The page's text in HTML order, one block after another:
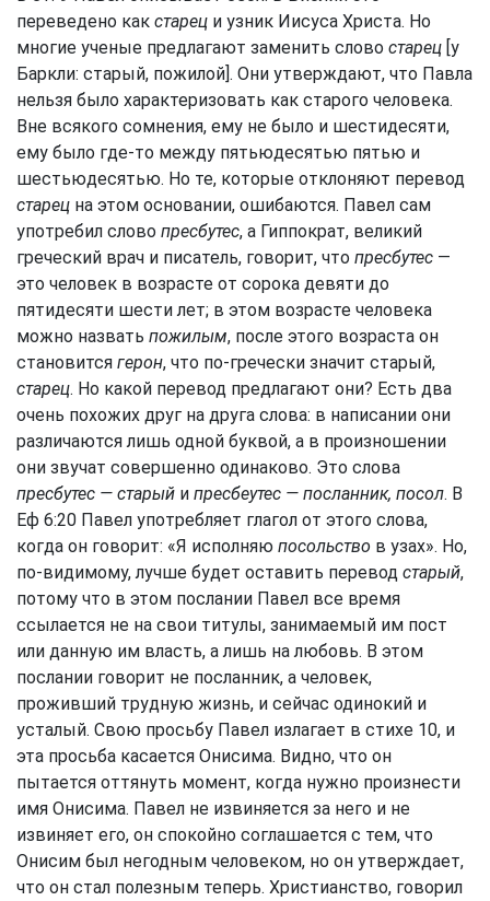
переведено как старец и узник Иисуса Христа. Но
многие ученые предлагают заменить слово старец [у
Баркли: старый, пожилой]. Они утверждают, что Павла
нельзя было характеризовать как старого человека.
Вне всякого сомнения, ему не было и шестидесяти,
ему было где-то между пятьюдесятью пятью и
шестьюдесятью. Но те, которые отклоняют перевод
старец на этом основании, ошибаются. Павел сам
употребил слово пресбутес, а Гиппократ, великий
греческий врач и писатель, говорит, что пресбутес —
это человек в возрасте от сорока девяти до
пятидесяти шести лет; в этом возрасте человека
можно назвать пожилым, после этого возраста он
становится герон, что по-гречески значит старый,
старец. Но какой перевод предлагают они? Есть два
очень похожих друг на друга слова: в написании они
различаются лишь одной буквой, а в произношении
они звучат совершенно одинаково. Это слова
пресбутес — старый и пресбеутес — посланник, посол. В
Еф 6:20 Павел употребляет глагол от этого слова,
когда он говорит: «Я исполняю посольство в узах». Но,
по-видимому, лучше будет оставить перевод старый,
потому что в этом послании Павел все время
ссылается не на свои титулы, занимаемый им пост
или данную им власть, а лишь на любовь. В этом
послании говорит не посланник, а человек,
проживший трудную жизнь, и сейчас одинокий и
усталый. Свою просьбу Павел излагает в стихе 10, и
эта просьба касается Онисима. Видно, что он
пытается оттянуть момент, когда нужно произнести
имя Онисима. Павел не извиняется за него и не
извиняет его, он спокойно соглашается с тем, что
Онисим был негодным человеком, но он утверждает,
что он стал полезным теперь. Христианство, говорил